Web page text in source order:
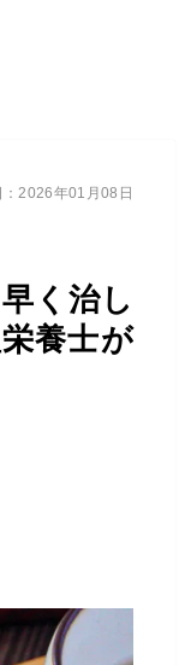
く治し
養士が
：2026年01月08日